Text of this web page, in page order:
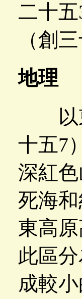
二十
（創
地理
以東
十五7
深紅
死海
東高
此區
成較